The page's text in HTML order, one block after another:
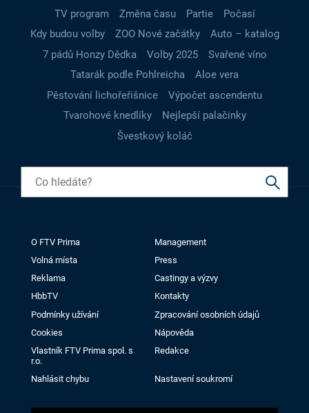
TV program
Změna času Partie
Počasí
Kdy budou volby
ZOO Nové začátky
Auto – katalog
7 pádů Honzy Dědka
Volby 2025
Svařené víno
Tatarák podle Pohlreicha
Aloe vera
Pěstování lichořeřišnice
Výpočet ascendentu
Tvarohové knedlíky
Nejlepší palačinky
Švestkový koláč
O FTV Prima
Management
Volná místa
Press
Reklama
Castingy a výzvy
HbbTV
Kontakty
Podmínky užívání
Zpracování osobních údajů
Cookies
Nápověda
Vlastník FTV Prima spol. s
r.o.
Redakce
Nahlásit chybu Nastavení soukromí